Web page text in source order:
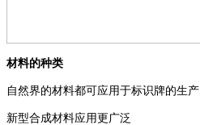
材料的种类
自然界的材料都可应用于标识牌的生产
新型合成材料应用更广泛